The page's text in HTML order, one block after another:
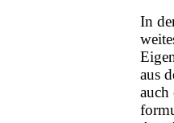
In
aus